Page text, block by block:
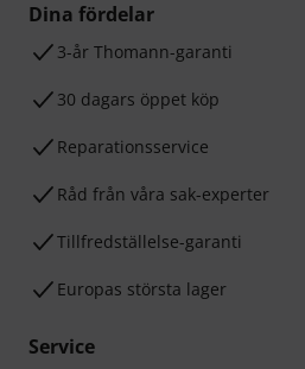
Dina fördelar
3-år Thomann-garanti
30 dagars öppet köp
Reparationsservice
Råd från våra sak-experter
Tillfredställelse-garanti
Europas största lager
Service